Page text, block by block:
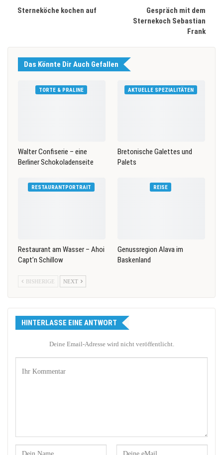
Sterneköche kochen auf
Gespräch mit dem
Sternekoch Sebastian
Frank
Das Könnte Dir Auch Gefallen
TORTE & PRALINE
Walter Confiserie – eine
Berliner Schokoladenseite
AKTUELLE SPEZIALITÄTEN
Bretonische Galettes und
Palets
RESTAURANTPORTRAIT
Restaurant am Wasser – Ahoi
Capt’n Schillow
REISE
Genussregion Alava im
Baskenland
BISHERIGE NEXT
HINTERLASSE EINE ANTWORT
Deine Email-Adresse wird nicht veröffentlicht.